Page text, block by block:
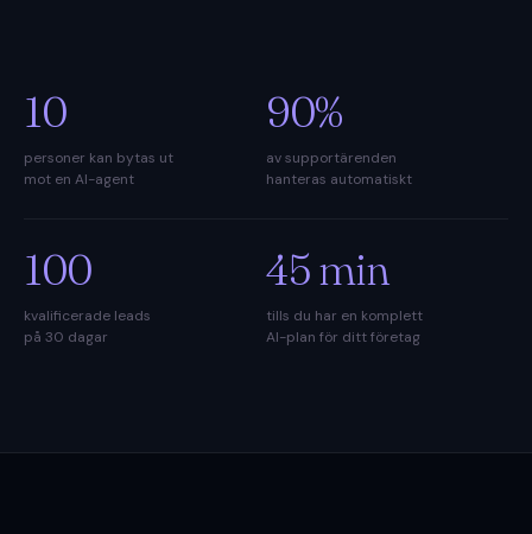
10
personer kan bytas ut
mot en AI-agent
90%
av supportärenden
hanteras automatiskt
100
kvalificerade leads
på 30 dagar
45min
tills du har en komplett
AI-plan för ditt företag